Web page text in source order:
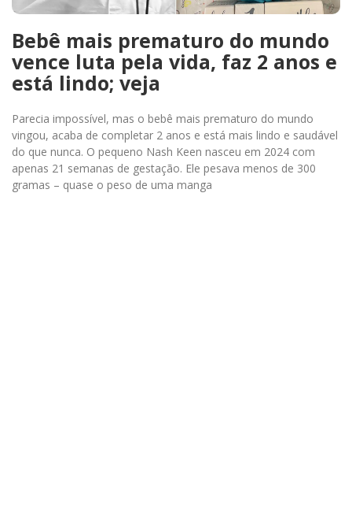
Bebê mais prematuro do mundo
vence luta pela vida, faz 2 anos e
está lindo; veja
Parecia impossível, mas o bebê mais prematuro do mundo
vingou, acaba de completar 2 anos e está mais lindo e saudável
do que nunca. O pequeno Nash Keen nasceu em 2024 com
apenas 21 semanas de gestação. Ele pesava menos de 300
gramas – quase o peso de uma manga